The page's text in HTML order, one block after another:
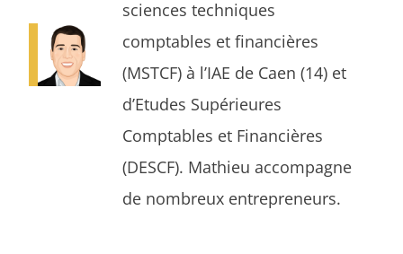
sciences techniques
comptables et financières
(MSTCF) à l’IAE de Caen (14) et
d’Etudes Supérieures
Comptables et Financières
(DESCF). Mathieu accompagne
de nombreux entrepreneurs.